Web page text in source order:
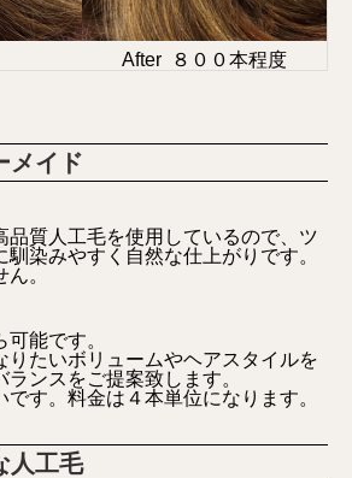
After ８００本程度
イド
品質人工毛を使用しているので、ツ
染みやすく自然な仕上がりです。
。
能です。
りたいボリュームやヘアスタイルを
ンスをご提案致します。
す。料金は４本単位になります。
人工毛